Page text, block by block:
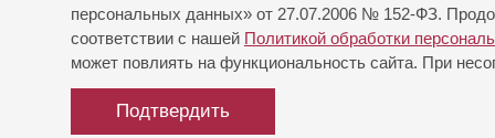
персональных данных» от 27.07.2006 № 152-ФЗ.
соответствии с нашей Политикой обработки
может повлиять на функциональность сайта. При
Подтвердить